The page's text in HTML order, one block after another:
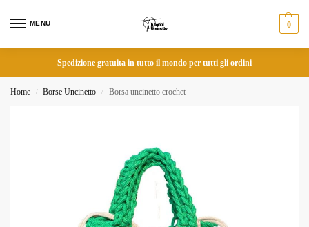
MENU 0
Spedizione gratuita in tutto il mondo per tutti gli ordini
Home / Borse Uncinetto / Borsa uncinetto crochet